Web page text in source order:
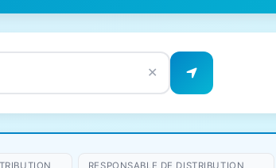
✕
RESPONSABLE DE DISTRIBUTION